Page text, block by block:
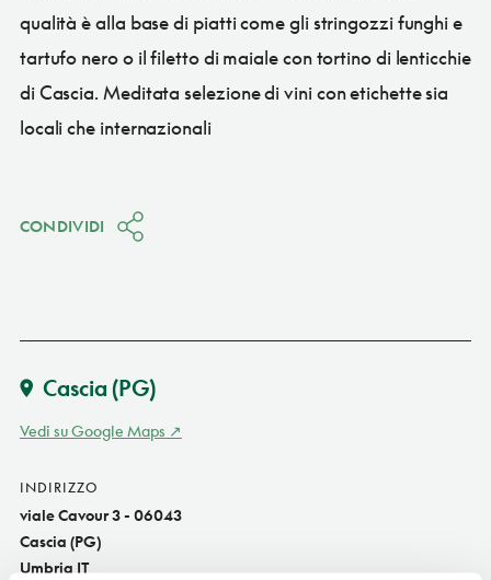
qualità è alla base di piatti come gli stringozzi funghi e
tartufo nero o il filetto di maiale con tortino di lenticchie
di Cascia. Meditata selezione di vini con etichette sia
locali che internazionali
CONDIVIDI
Cascia (PG)
Vedi su Google Maps
INDIRIZZO
viale Cavour 3 - 06043
Cascia (PG)
Umbria IT